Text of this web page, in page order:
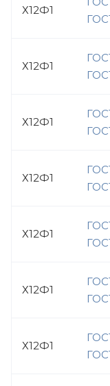
Х12Ф1
Х12Ф1
Х12Ф1
Х12Ф1
Х12Ф1
Х12Ф1
Х12Ф1